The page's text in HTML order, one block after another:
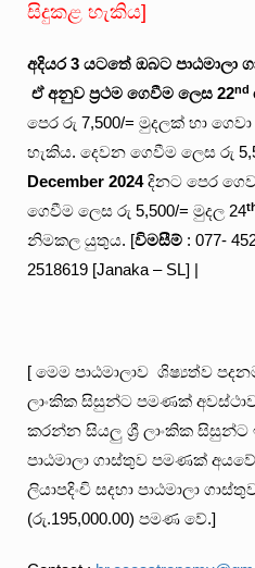
සිදුකළ හැකිය]
අදියර 3 යටතේ ඔබට පාඨමාලා
ඒ අනුව ප්‍රථම ගෙවීම ලෙස 22nd
පෙර රු 7,500/= මුදලක් හා
හැකිය. දෙවන ගෙවීම ලෙස රු
December 2024දිනට පෙර
ගෙවීම ලෙස රු 5,500/= මුදල 24
නිමකල යුතුය. [විමසීම් : 077-
2518619 [Janaka – SL] |
[ මෙම පාඨමාලාව ශිෂ්‍යත්ව
ලාංකික සිසුන්ට පමණක් අවස්ථාව
කරන්න සියලු ශ්‍රී ලාංකික
පාඨමාලා ගාස්තුව පමණක්
ලියාපදිංචි සදහා පාඨමාලා
(රු.195,000.00) පමණ වේ.]